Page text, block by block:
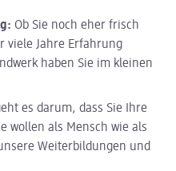
Ob Sie noch eher frisch
viele Jahre Erfahrung
haben Sie im kleinen
es darum, dass Sie Ihre
wollen als Mensch wie als
Weiterbildungen und